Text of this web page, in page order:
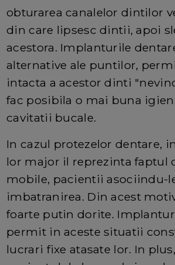
obturarea canalelor dintilor
din care lipsesc dintii, apoi
acestora. Implanturile
alternative ale puntilor,
intacta a acestor dinti
fac posibila o mai buna
cavitatii bucale.
In cazul protezelor dentare,
lor major il reprezinta faptul
mobile, pacientii asociindu-
imbatranirea. Din acest
foarte putin dorite.
permit in aceste situatii
lucrari fixe atasate lor. In